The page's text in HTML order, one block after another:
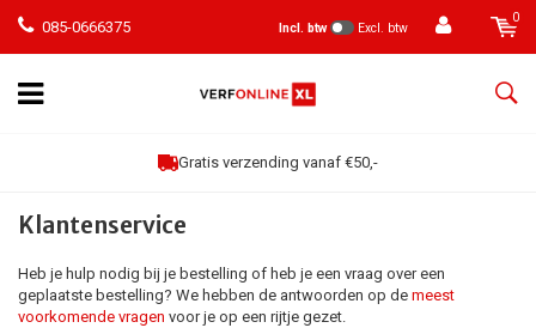
085-0666375 Incl. btw Excl. btw
0
Gratis verzending vanaf €50,-
Klantenservice
Heb je hulp nodig bij je bestelling of heb je een vraag over een
geplaatste bestelling? We hebben de antwoorden op de meest
voorkomende vragen voor je op een rijtje gezet.